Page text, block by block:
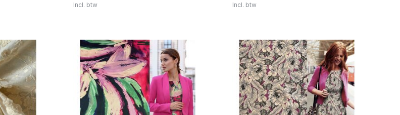
Incl. btw
Incl. btw